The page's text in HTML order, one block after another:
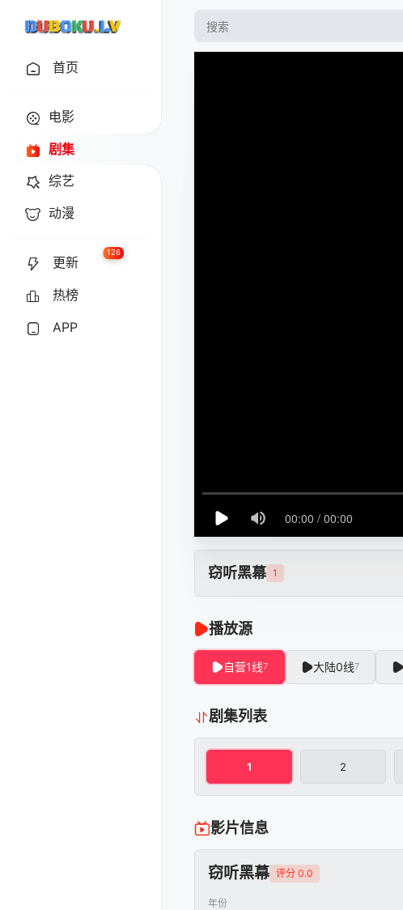
首页
电影
剧集
综艺
动漫
更新
126
热榜
APP
窃听黑幕 1
播放源
自营1线7 大陆0线7
剧集列表
1 2
影片信息
窃听黑幕 评分 0.0
年份